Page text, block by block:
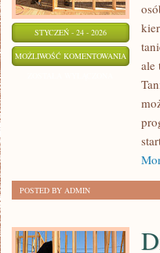
STYCZEŃ - 24 - 2026
MOŻLIWOŚĆ KOMENTOWANIA
ale
POSTED BY ADMIN